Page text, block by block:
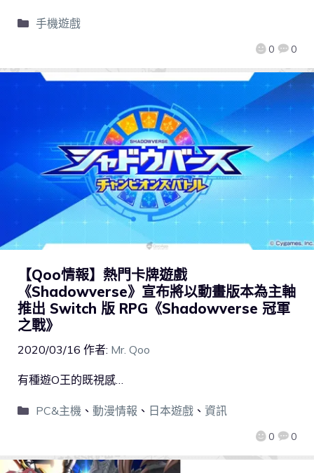
0 0
手機遊戲
【Qoo情報】熱門卡牌遊戲
《Shadowverse》宣布將以動畫版本為主軸
推出 Switch 版 RPG《Shadowverse 冠軍
之戰》
2020/03/16 作者: Mr. Qoo
0 0
有種遊O王的既視感…
PC&主機 、 動漫情報 、 日本遊戲、 資訊